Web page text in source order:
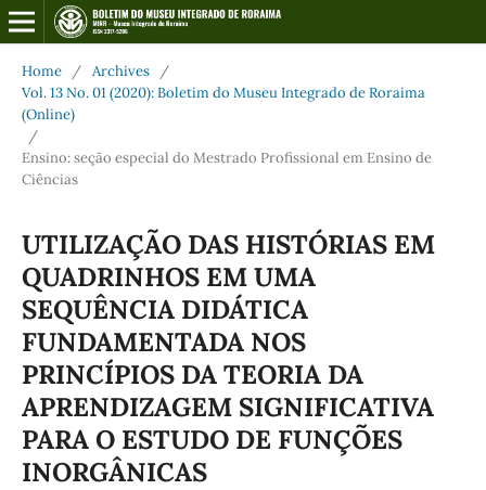
Home / Archives
/
Vol. 13 No. 01 (2020): Boletim do Museu Integrado de Roraima
(Online)
/
Ensino: seção especial do Mestrado Profissional em Ensino de
Ciências
UTILIZAÇÃO DAS HISTÓRIAS EM
QUADRINHOS EM UMA
SEQUÊNCIA DIDÁTICA
FUNDAMENTADA NOS
PRINCÍPIOS DA TEORIA DA
APRENDIZAGEM SIGNIFICATIVA
PARA O ESTUDO DE FUNÇÕES
INORGÂNICAS